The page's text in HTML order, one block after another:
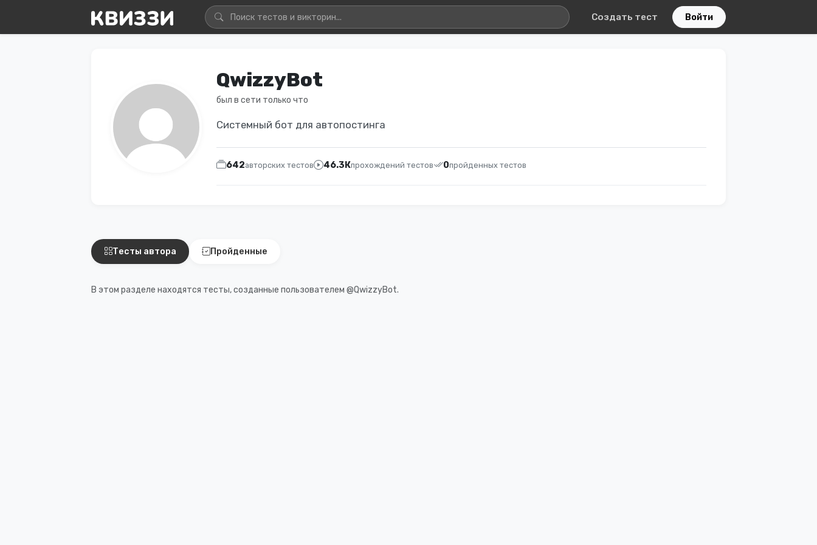
Создать тест Войти
QwizzyBot
был в сети только что
Системный бот для автопостинга
642авторских тестов 46.3Кпрохождений тестов 0пройденных тестов
Тесты автора Пройденные
В этом разделе находятся тесты, созданные пользователем @QwizzyBot.